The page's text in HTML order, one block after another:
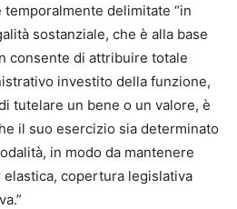
delimitate “in
sostanziale, che è alla base
consente di attribuire totale
investito della funzione,
tutelare un bene o un valore, è
il suo esercizio sia determinato
in modo da mantenere
copertura legislativa